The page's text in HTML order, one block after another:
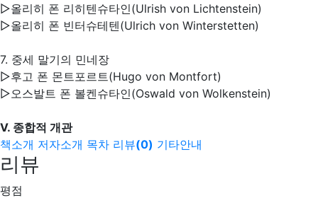
▷올리히 폰 리히텐슈타인(Ulrish von Lichtenstein)
▷올리히 폰 빈터슈테텐(Ulrich von Winterstetten)
7. 중세 말기의 민네장
▷후고 폰 몬트포르트(Hugo von Montfort)
▷오스발트 폰 볼켄슈타인(Oswald von Wolkenstein)
Ⅴ. 종합적 개관
책소개 저자소개 목차 리뷰(0) 기타안내
리뷰
평점